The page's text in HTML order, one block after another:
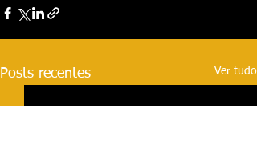
Posts recentes Ver tudo